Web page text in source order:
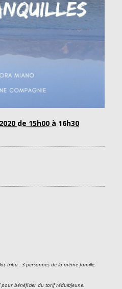
de 15h00 à 16h30
tribu : 3 personnes de la même famille.
pour bénéficier du tarif réduit/jeune.